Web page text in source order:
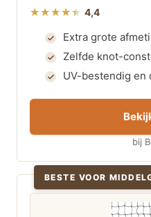
4,4
Extra grote
Zelfde knot-
UV-bestendig en
bij
BESTE VOOR